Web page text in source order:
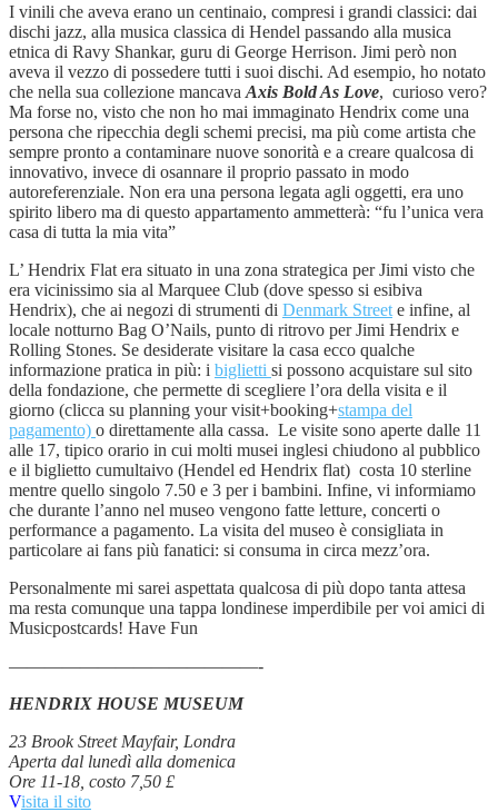
I vinili che aveva erano un centinaio, compresi i grandi classici: dai
dischi jazz, alla musica classica di Hendel passando alla musica
etnica di Ravy Shankar, guru di George Herrison. Jimi però non
aveva il vezzo di possedere tutti i suoi dischi. Ad esempio, ho notato
che nella sua collezione mancava Axis Bold As Love, curioso vero?
Ma forse no, visto che non ho mai immaginato Hendrix come una
persona che ripecchia degli schemi precisi, ma più come artista che
sempre pronto a contaminare nuove sonorità e a creare qualcosa di
innovativo, invece di osannare il proprio passato in modo
autoreferenziale. Non era una persona legata agli oggetti, era uno
spirito libero ma di questo appartamento ammetterà: “fu l’unica vera
casa di tutta la mia vita”
L’ Hendrix Flat era situato in una zona strategica per Jimi visto che
era vicinissimo sia al Marquee Club (dove spesso si esibiva
Hendrix), che ai negozi di strumenti di Denmark Street e infine, al
locale notturno Bag O’Nails, punto di ritrovo per Jimi Hendrix e
Rolling Stones. Se desiderate visitare la casa ecco qualche
informazione pratica in più: i biglietti si possono acquistare sul sito
della fondazione, che permette di scegliere l’ora della visita e il
giorno (clicca su planning your visit+booking+stampa del
pagamento) o direttamente alla cassa. Le visite sono aperte dalle 11
alle 17, tipico orario in cui molti musei inglesi chiudono al pubblico
e il biglietto cumultaivo (Hendel ed Hendrix flat) costa 10 sterline
mentre quello singolo 7.50 e 3 per i bambini. Infine, vi informiamo
che durante l’anno nel museo vengono fatte letture, concerti o
performance a pagamento. La visita del museo è consigliata in
particolare ai fans più fanatici: si consuma in circa mezz’ora.
Personalmente mi sarei aspettata qualcosa di più dopo tanta attesa
ma resta comunque una tappa londinese imperdibile per voi amici di
Musicpostcards! Have Fun
——————————————-
HENDRIX HOUSE MUSEUM
23 Brook Street Mayfair, Londra
Aperta dal lunedì alla domenica
Ore 11-18, costo 7,50 £
Visita il sito